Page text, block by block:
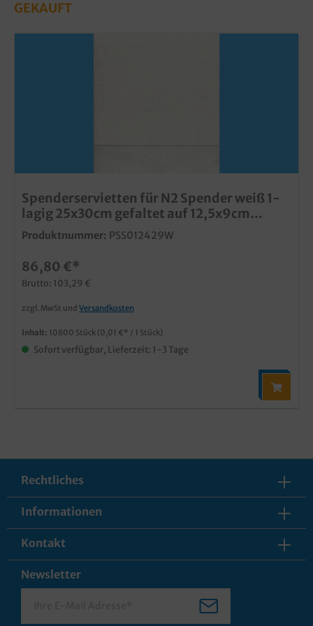
GEKAUFT
Spenderservietten für N2 Spender weiß 1-
lagig 25x30cm gefaltet auf 12,5x9cm
10.800St
Produktnummer: PSS012429W
86,80 €*
Brutto: 103,29 €
zzgl. MwSt und Versandkosten
Inhalt: 10800 Stück (0,01 €* / 1 Stück)
Sofort verfügbar, Lieferzeit: 1-3 Tage
Rechtliches
Informationen
Kontakt
Newsletter